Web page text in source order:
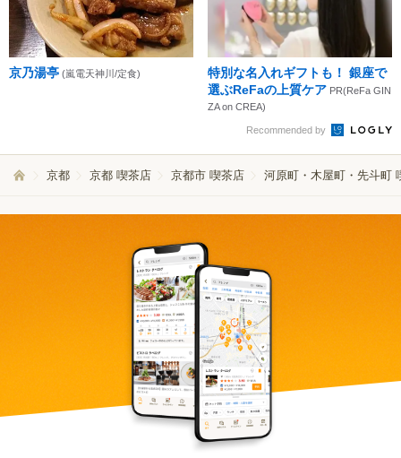
京乃湯亭 (嵐電天神川/定食)
特別な名入れギフトも！ 銀座で
選ぶReFaの上質ケア PR(ReFa GIN
ZA on CREA)
Recommended by
京都 京都 喫茶店 京都市 喫茶店 河原町・木屋町・先斗町